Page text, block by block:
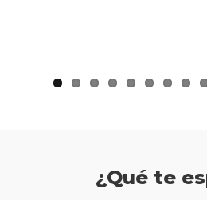
¿Qué te